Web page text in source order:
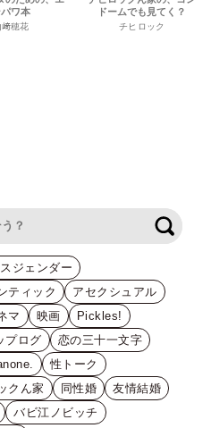
パワ本
﨑穂花
ドームでも見てく？
チヒロック
ジェンダー
ティック
アセクシュアル
マ 映画
Pickles!
プログ
恋の三十一文字
性トーク
クん家 同性婚
友情結婚
バビ江ノビッチ